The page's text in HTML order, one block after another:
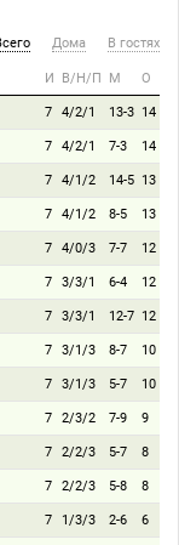
Дома В гостях
И В/Н/П М О
7 4/2/1 13-3 14
7 4/2/1 7-3 14
7 4/1/2 14-5 13
7 4/1/2 8-5 13
7 4/0/3 7-7 12
7 3/3/1 6-4 12
7 3/3/1 12-7 12
7 3/1/3 8-7 10
7 3/1/3 5-7 10
7 2/3/2 7-9 9
7 2/2/3 5-7 8
7 2/2/3 5-8 8
7 1/3/3 2-6 6